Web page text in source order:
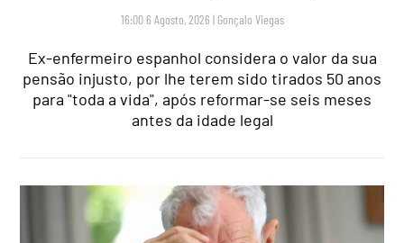
16:00 6 Agosto, 2026 | Gonçalo Viegas
Ex-enfermeiro espanhol considera o valor da sua
pensão injusto, por lhe terem sido tirados 50 anos
para "toda a vida", após reformar-se seis meses
antes da idade legal